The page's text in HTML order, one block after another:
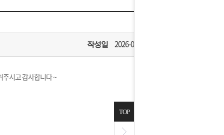
안내] 집 밖에 주소로 택배 받기
작성일 2026-03-10
주시고 감사합니다 ~
TOP